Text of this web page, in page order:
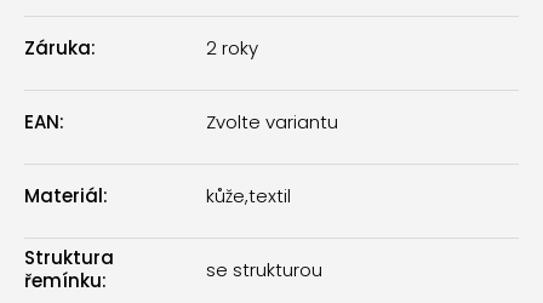
Záruka: 2 roky
EAN: Zvolte variantu
Materiál: kůže,textil
Struktura
řemínku: se strukturou